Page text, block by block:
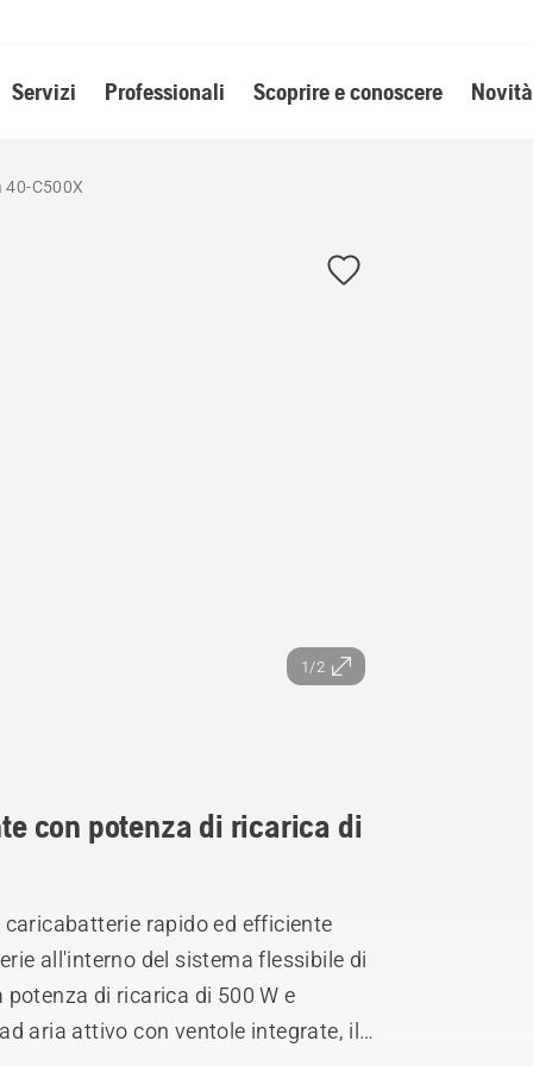
Servizi Professionali Scoprire e conoscere
C500X
1/2
con potenza di ricarica di
rapido ed efficiente
all'interno del sistema flessibile di
di ricarica di 500 W e
aria attivo con ventole integrate, il